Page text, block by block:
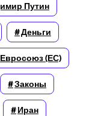
Путин
Деньги
Евросоюз (ЕС)
Законы
Иран